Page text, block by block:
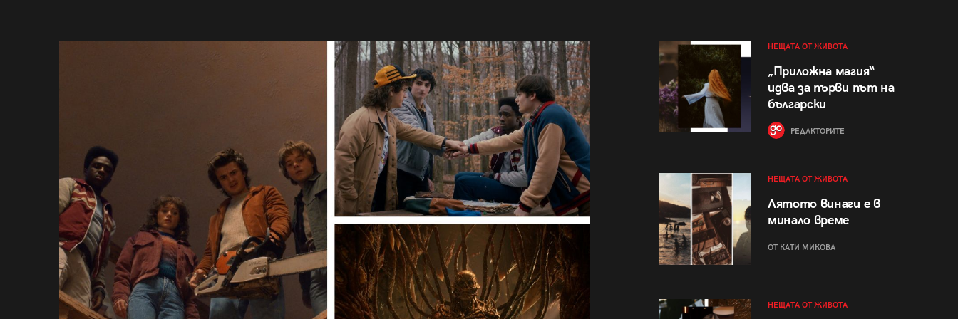
НЕЩАТА ОТ ЖИВОТА
„Приложна магия“
идва за първи път на
български
РЕДАКТОРИТЕ
НЕЩАТА ОТ ЖИВОТА
Лятото винаги е в
минало време
ОТ КАТИ МИКОВА
НЕЩАТА ОТ ЖИВОТА